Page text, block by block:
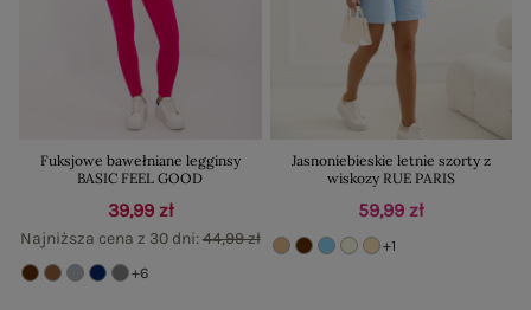
Fuksjowe bawełniane legginsy
BASIC FEEL GOOD
39,99 zł
Najniższa cena z 30 dni:44,99 zł
+6
Jasnoniebieskie letnie szorty z
wiskozy RUE PARIS
59,99 zł
+1